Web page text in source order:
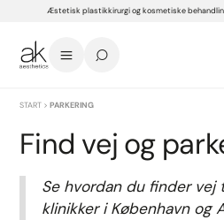
Æstetisk plastikkirurgi og kosmetiske
START >PARKERING
Find vej og
Se hvordan du finder vej
klinikker i København og